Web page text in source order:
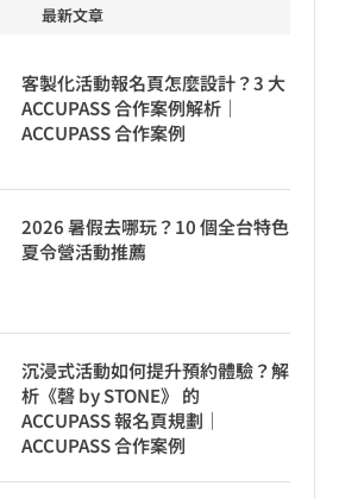
最新文章
客製化活動報名頁怎麼設計？3 大
ACCUPASS 合作案例解析｜
ACCUPASS 合作案例
2026 暑假去哪玩？10 個全台特色
夏令營活動推薦
沉浸式活動如何提升預約體驗？解
析《磬 by STONE》 的
ACCUPASS 報名頁規劃｜
ACCUPASS 合作案例